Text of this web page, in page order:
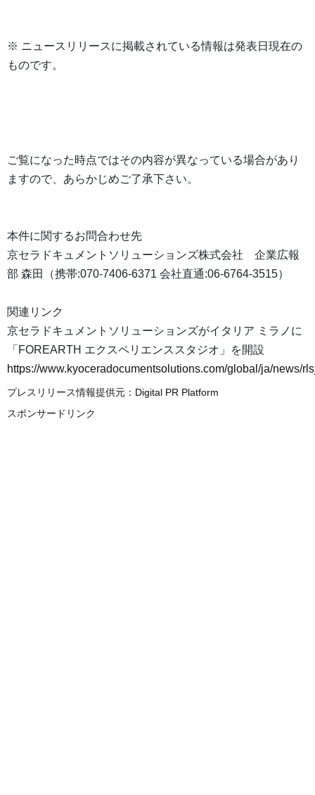
※ ニュースリリースに掲載されている情報は発表日現在の
ものです。
ご覧になった時点ではその内容が異なっている場合があり
ますので、あらかじめご了承下さい。
本件に関するお問合わせ先
京セラドキュメントソリューションズ株式会社 企業広報
部 森田（携帯:070-7406-6371 会社直通:06-6764-3515）
関連リンク
京セラドキュメントソリューションズがイタリア ミラノに
「FOREARTH エクスペリエンススタジオ」を開設
https://www.kyoceradocumentsolutions.com/global/ja/news/
プレスリリース情報提供元： Digital PR Platform
スポンサードリンク